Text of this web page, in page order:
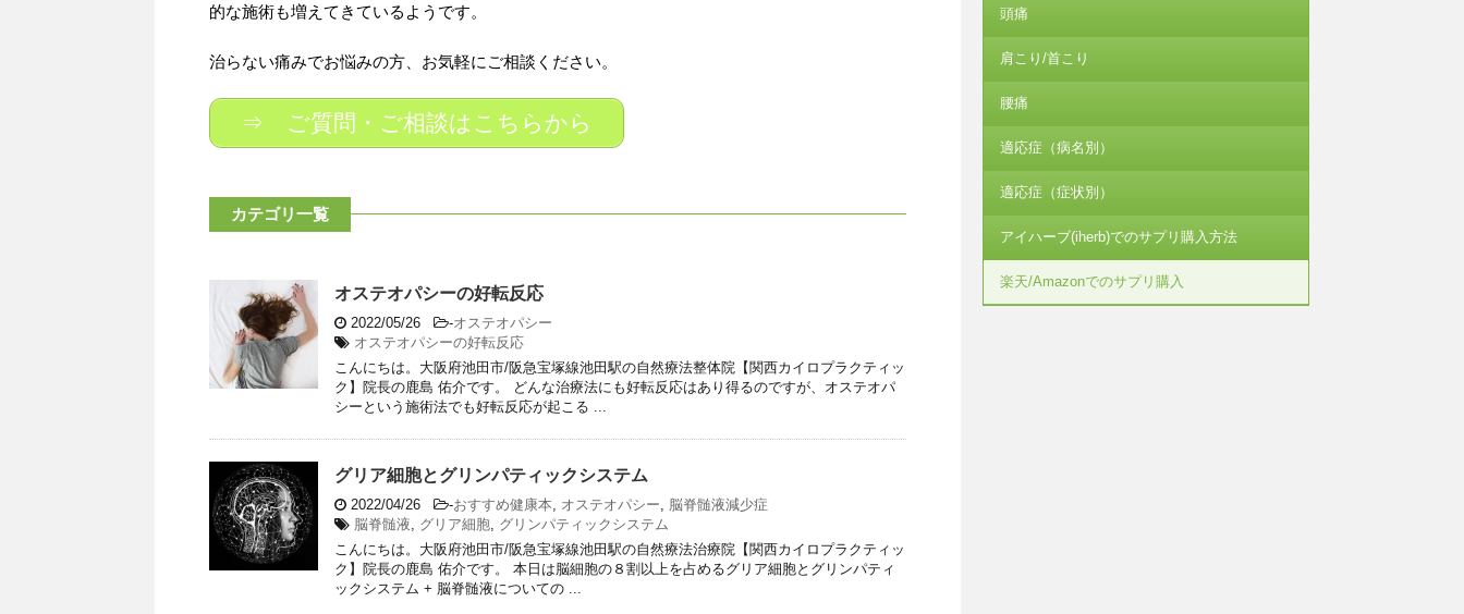
的な施術も増えてきているようです。
治らない痛みでお悩みの方、お気軽にご相談ください。
⇒ ご質問・ご相談はこちらから
カテゴリ一覧
オステオパシーの好転反応
2022/05/26 -オステオパシー
オステオパシーの好転反応
こんにちは。大阪府池田市/阪急宝塚線池田駅の自然療法整体院【関西カイロプラクティッ
ク】院長の鹿島 佑介です。 どんな治療法にも好転反応はあり得るのですが、オステオパ
シーという施術法でも好転反応が起こる ...
グリア細胞とグリンパティックシステム
2022/04/26 -おすすめ健康本 オステオパシー
脳脊髄液減少症
脳脊髄液
グリア細胞 グリンパティックシステム
こんにちは。大阪府池田市/阪急宝塚線池田駅の自然療法治療院【関西カイロプラクティッ
ク】院長の鹿島 佑介です。 本日は脳細胞の８割以上を占めるグリア細胞とグリンパティ
ックシステム + 脳脊髄液についての ...
頭痛
肩こり/首こり
腰痛
適応症（病名別）
適応症（症状別）
アイハーブ(iherb)でのサプリ購入方法
楽天/Amazonでのサプリ購入